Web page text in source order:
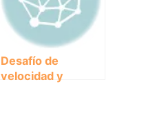
Desafío de
velocidad y